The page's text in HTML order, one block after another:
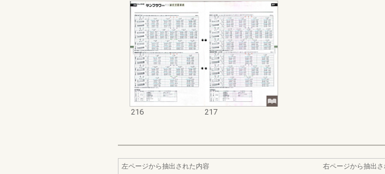
216 217
左ページから抽出された内容
右ページから抽出